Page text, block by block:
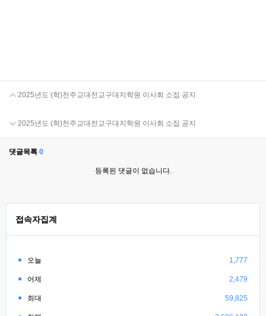
2025년도 (학)천주교대전교구대지학원 이사회 소집 공지
2025년도 (학)천주교대전교구대지학원 이사회 소집 공지
댓글목록 0
등록된 댓글이 없습니다.
접속자집계
오늘 1,777
어제 2,479
최대 59,825